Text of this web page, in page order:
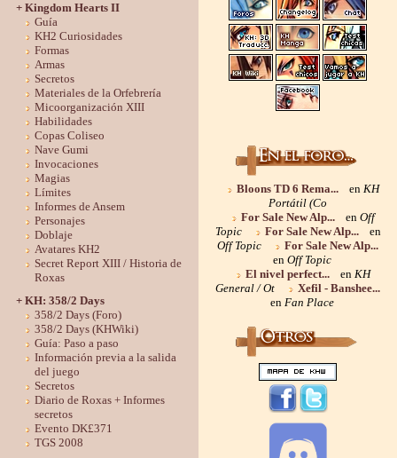
+ Kingdom Hearts II
Guía
KH2 Curiosidades
Formas
Armas
Secretos
Materiales de la Orfebrería
Micoorganización XIII
Habilidades
Copas Coliseo
Nave Gumi
Invocaciones
Magias
Límites
Informes de Ansem
Personajes
Doblaje
Avatares KH2
Secret Report XIII / Historia de
Roxas
+ KH: 358/2 Days
358/2 Days (Foro)
358/2 Days (KHWiki)
Guía: Paso a paso
Información previa a la salida
del juego
Secretos
Diario de Roxas + Informes
secretos
Evento DK£371
TGS 2008
Bloons TD 6 Rema... en KH
Portátil (Co
For Sale New Alp...
en Off
Topic
For Sale New Alp...
en
Off Topic
For Sale New Alp...
en Off Topic
El nivel perfect...
en KH
General / Ot
Xefil - Banshee...
en Fan Place